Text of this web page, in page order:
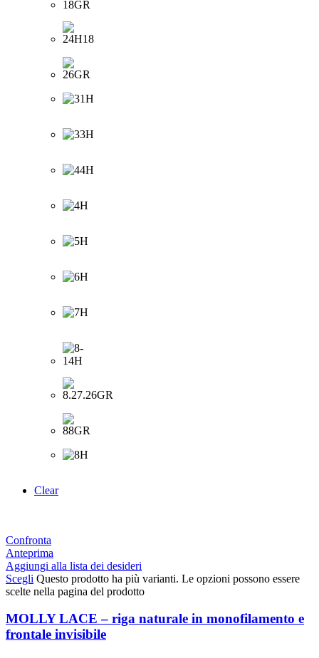
Clear
Confronta
Anteprima
Aggiungi alla lista dei desideri
Scegli Questo prodotto ha più varianti. Le opzioni possono essere
scelte nella pagina del prodotto
MOLLY LACE – riga naturale in monofilamento e
frontale invisibile